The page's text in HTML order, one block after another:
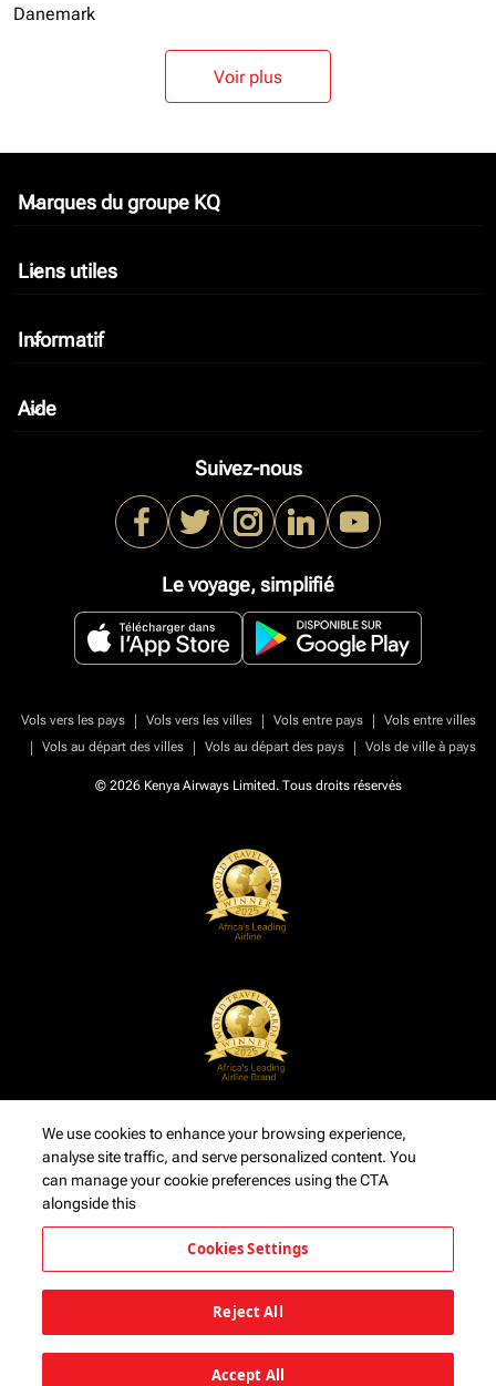
Danemark
Voir plus
Marques du groupe KQ
keyboard_arrow_down
Liens utiles
keyboard_arrow_down
Informatif
keyboard_arrow_down
Aide
keyboard_arrow_down
Suivez-nous
Le voyage, simplifié
Vols vers les pays | Vols vers les villes | Vols entre pays |
Vols entre villes
|
Vols au départ des villes | Vols au départ des pays | Vols de ville à pays
© 2026 Kenya Airways Limited. Tous droits réservés
We use cookies to enhance your browsing experience,
analyse site traffic, and serve personalized content. You
can manage your cookie preferences using the CTA
alongside this
Cookies Settings
Reject All
Accept All